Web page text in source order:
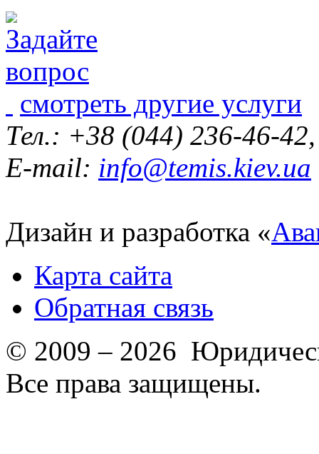
смотреть другие услуги
Тел.: +38 (044) 236-46-
E-mail: info@temis.kiev.ua
Дизайн и разработка «
Карта сайта
Обратная связь
© 2009 – 2026
Все права защищены.